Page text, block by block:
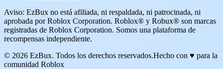
Aviso: EzBux no está afiliada, ni respaldada, ni patrocinada, ni
aprobada por Roblox Corporation. Roblox® y Robux® son marcas
registradas de Roblox Corporation. Somos una plataforma de
recompensas independiente.
© 2026 EzBux. Todos los derechos reservados.Hecho con ♥ para la
comunidad Roblox